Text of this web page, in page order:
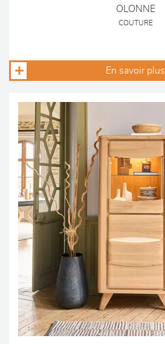
OLONNE
COUTURE
En savoir plus